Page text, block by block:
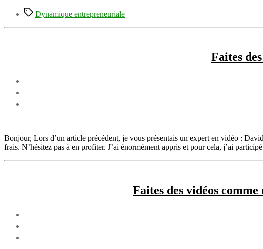
Étiquettes
Dynamique entrepreneuriale
Faites
Bonjour, Lors d’un article précédent, je vous présentais un expert en vidéo :
frais. N’hésitez pas à en profiter. J’ai énormément appris et pour cela, j’ai
Faites des vidéos